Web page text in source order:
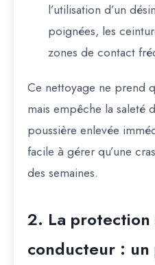
l’utilisation d’un
poignées, les
zones de contact
Ce nettoyage ne prend
mais empêche la saleté
poussière enlevée
facile à gérer qu’une
des semaines.
2. La protection
conducteur : un